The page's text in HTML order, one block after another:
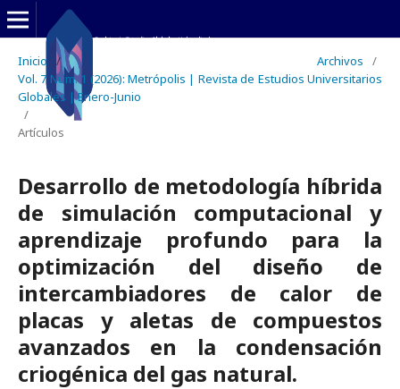
Inicio / Archivos
/
Vol. 7 Núm. 1 (2026): Metrópolis | Revista de Estudios Universitarios
Globales | Enero-Junio
/
Artículos
Desarrollo de metodología híbrida
de simulación computacional y
aprendizaje profundo para la
optimización del diseño de
intercambiadores de calor de
placas y aletas de compuestos
avanzados en la condensación
criogénica del gas natural.